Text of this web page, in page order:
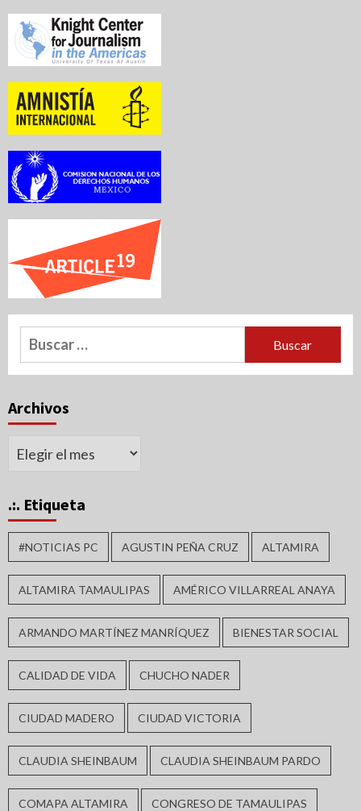
Buscar:
Archivos
Archivos
.:. Etiqueta
#NOTICIAS PC AGUSTIN PEÑA CRUZ ALTAMIRA
ALTAMIRA TAMAULIPAS AMÉRICO VILLARREAL ANAYA
ARMANDO MARTÍNEZ MANRÍQUEZ BIENESTAR SOCIAL
CALIDAD DE VIDA CHUCHO NADER
CIUDAD MADERO CIUDAD VICTORIA
CLAUDIA SHEINBAUM CLAUDIA SHEINBAUM PARDO
COMAPA ALTAMIRA CONGRESO DE TAMAULIPAS